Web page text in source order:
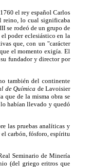
el rey español Carlos
reino, lo cual significaba
se rodeó de un grupo de
poder eclesiástico en la
que, con un "carácter
el momento exigía. El
fundador y director por
también del continente
de Química de Lavoisier
que de la misma obra se
habían llevado y quedó
las pruebas analíticas y
carbón, fósforo, espíritu
Seminario de Minería
(del griego eritros que